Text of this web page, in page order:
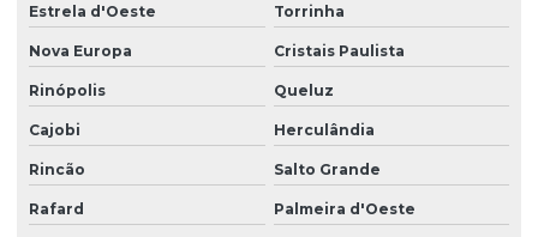
Estrela d'Oeste Torrinha
Nova Europa Cristais Paulista
Rinópolis Queluz
Cajobi Herculândia
Rincão Salto Grande
Rafard Palmeira d'Oeste